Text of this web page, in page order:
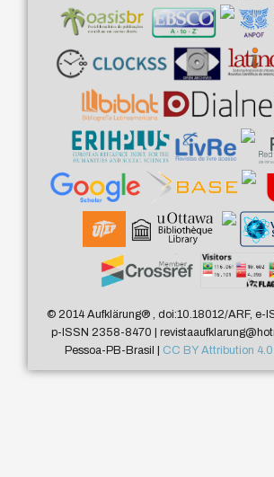
© 2014 Aufklärung®, doi:10.18012/ARF, e-
p-ISSN 2358-8470 |
Pessoa-PB-Brasil | CC BY Attribution